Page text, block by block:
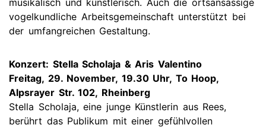
musikalisch und künstlerisch. Auch die ortsansässige
vogelkundliche Arbeitsgemeinschaft unterstützt bei
der umfangreichen Gestaltung.
Konzert: Stella Scholaja & Aris Valentino
Freitag, 29. November, 19.30 Uhr, To Hoop,
Alpsrayer Str. 102, Rheinberg
Stella Scholaja, eine junge Künstlerin aus Rees,
berührt das Publikum mit einer gefühlvollen